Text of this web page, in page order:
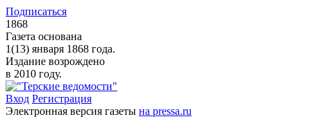
Подписаться
1868
Газета основана
1(13) января 1868 года.
Издание возрождено
в 2010 году.
Вход Регистрация
Электронная версия газеты на pressa.ru